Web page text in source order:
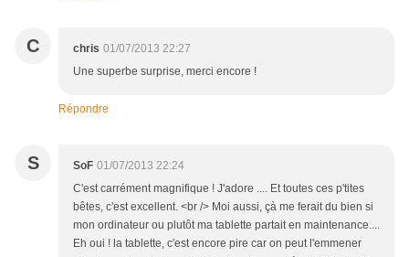
C chris 01/07/2013 22:27
Une superbe surprise, merci encore !
Répondre
S SoF 01/07/2013 22:24
C'est carrément magnifique ! J'adore .... Et toutes ces p'tites
bêtes, c'est excellent. <br /> Moi aussi, çà me ferait du bien si
mon ordinateur ou plutôt ma tablette partait en maintenance....
Eh oui ! la tablette, c'est encore pire car on peut l'emmener